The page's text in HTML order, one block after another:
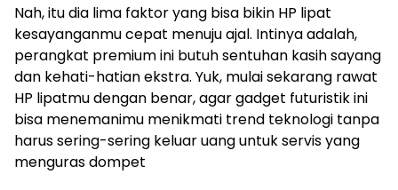
Nah, itu dia lima faktor yang bisa bikin HP lipat
kesayanganmu cepat menuju ajal. Intinya adalah,
perangkat premium ini butuh sentuhan kasih sayang
dan kehati-hatian ekstra. Yuk, mulai sekarang rawat
HP lipatmu dengan benar, agar gadget futuristik ini
bisa menemanimu menikmati trend teknologi tanpa
harus sering-sering keluar uang untuk servis yang
menguras dompet